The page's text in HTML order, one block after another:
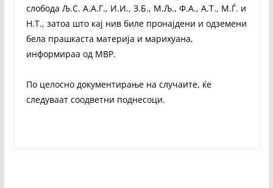
слобода Љ.С. А.А.Г., И.И., З.Б., М.Љ., Ф.А., А.Т., М.Ѓ. и
Н.Т., затоа што кај нив биле пронајдени и одземени
бела прашкаста материја и марихуана,
информираа од МВР.
По целосно документирање на случаите, ќе
следуваат соодветни поднесоци.